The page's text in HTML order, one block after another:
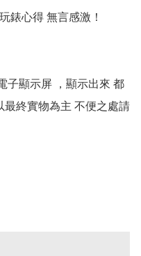
錶心得 無言感激！
子顯示屏 ，顯示出來 都
最終實物為主 不便之處請